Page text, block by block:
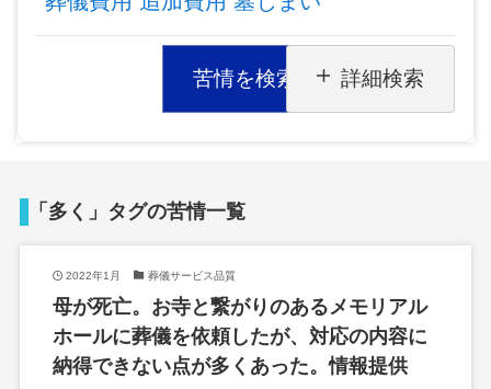
苦情を検索 詳細検索
「多く」タグの苦情一覧
2022年1月 葬儀サービス品質
母が死亡。お寺と繋がりのあるメモリアル
ホールに葬儀を依頼したが、対応の内容に
納得できない点が多くあった。情報提供